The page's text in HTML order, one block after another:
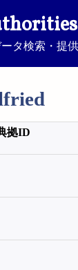
タ検索・提
拠ID